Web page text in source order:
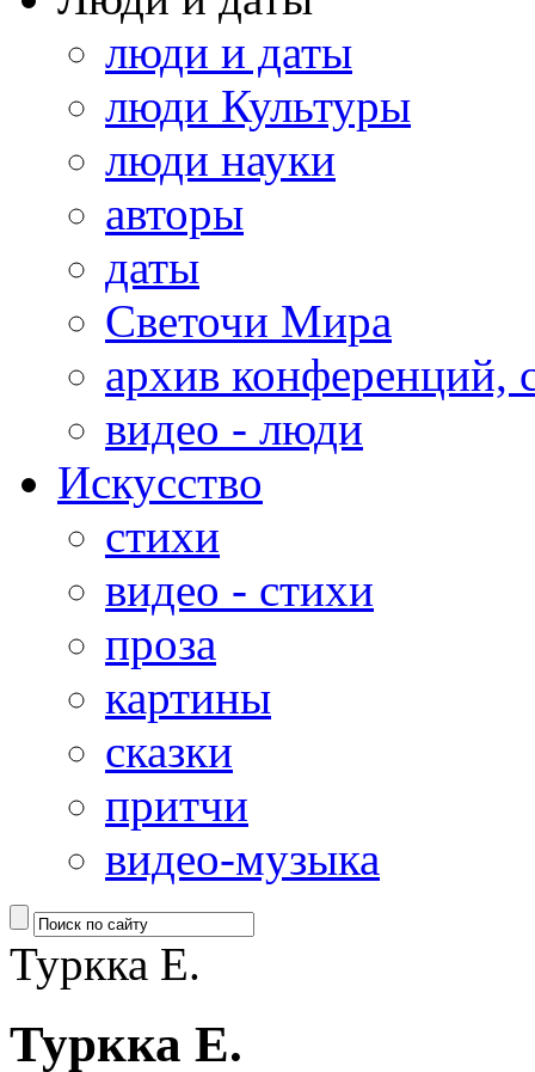
люди и даты
люди Культуры
люди науки
авторы
даты
Светочи Мира
архив конференций,
видео - люди
Искусство
стихи
видео - стихи
проза
картины
сказки
притчи
видео-музыка
Туркка Е.
Туркка Е.